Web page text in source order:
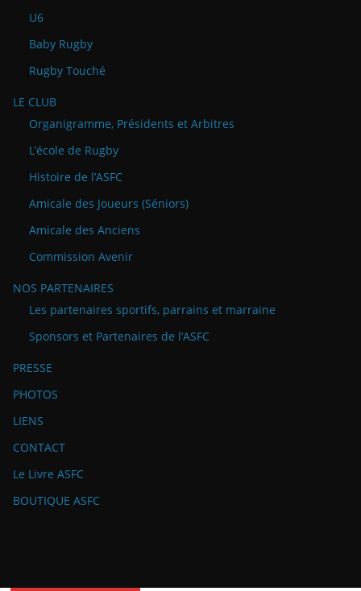
U6
Baby Rugby
Rugby Touché
LE CLUB
Organigramme, Présidents et Arbitres
L’école de Rugby
Histoire de l’ASFC
Amicale des Joueurs (Séniors)
Amicale des Anciens
Commission Avenir
NOS PARTENAIRES
Les partenaires sportifs, parrains et marraine
Sponsors et Partenaires de l’ASFC
PRESSE
PHOTOS
LIENS
CONTACT
Le Livre ASFC
BOUTIQUE ASFC